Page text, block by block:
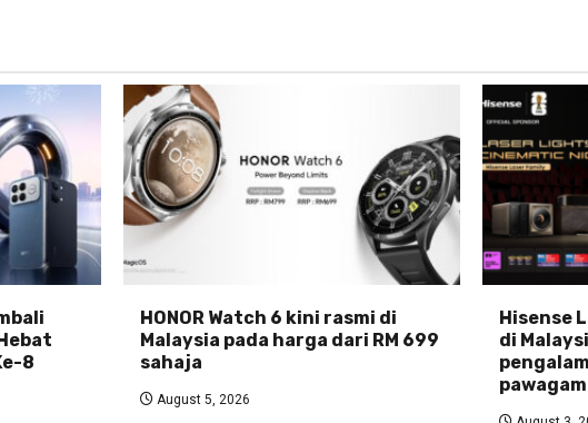
8
HONOR Watch 6 kini rasmi di
Malaysia pada harga dari RM 699
sahaja
August 5, 2026
Hisense
di